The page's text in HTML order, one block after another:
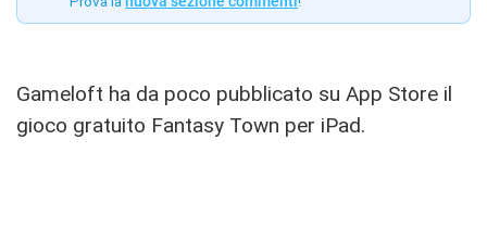
Gameloft ha da poco pubblicato su App Store il
gioco gratuito Fantasy Town per iPad.